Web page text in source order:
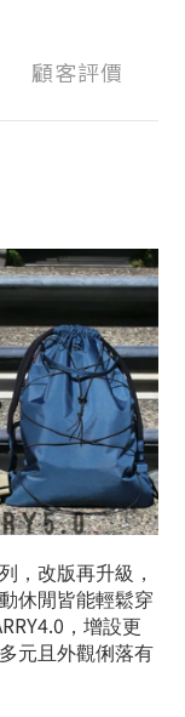
顧客評價
，改版再升級，
休閒皆能輕鬆穿
，增設更
元且外觀俐落有